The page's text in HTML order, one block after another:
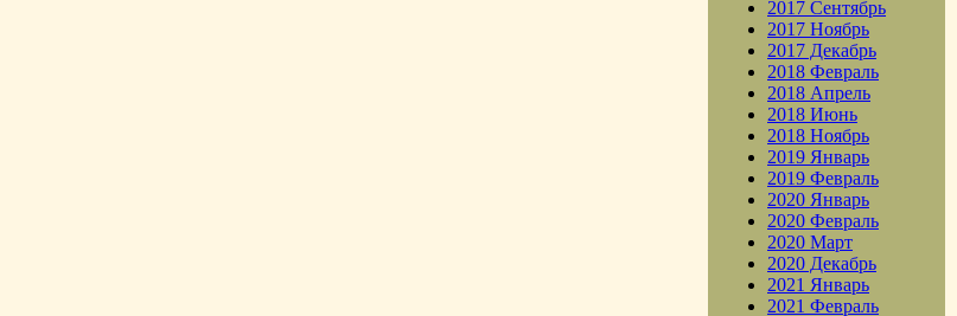
2017 Сентябрь
2017 Ноябрь
2017 Декабрь
2018 Февраль
2018 Апрель
2018 Июнь
2018 Ноябрь
2019 Январь
2019 Февраль
2020 Январь
2020 Февраль
2020 Март
2020 Декабрь
2021 Январь
2021 Февраль